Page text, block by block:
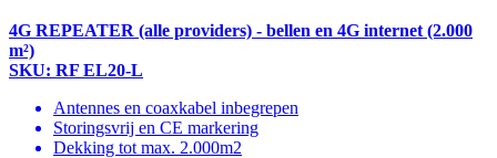
4G REPEATER (alle providers) - bellen en 4G internet (2.000
m²)
SKU: RF EL20-L
Antennes en coaxkabel inbegrepen
Storingsvrij en CE markering
Dekking tot max. 2.000m2